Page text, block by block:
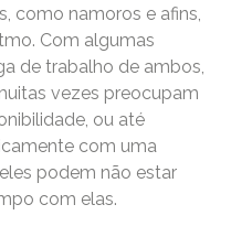
como namoros e afins,
Com algumas
de trabalho de ambos,
vezes preocupam
ou até
com uma
podem não estar
com elas.